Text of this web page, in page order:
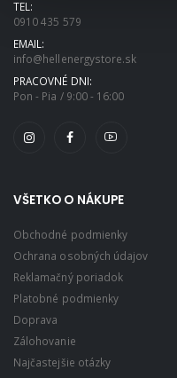
TEL:
0910 435 579
EMAIL:
info@hellenergystore.sk
PRACOVNÉ DNI:
Pon - Pia / 9:00 - 16:00
VŠETKO O NÁKUPE
Obchodné podmienky
Ochrana osobných údajov
Reklamačný poriadok
Platobné podmienky
Doprava
Zálohovanie
Najčastejšie otázky